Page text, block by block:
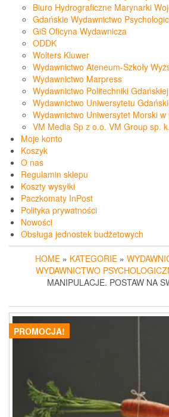
Biuro Hydrograficzne Marynarki
Gdańskie Wydawnictwo
GiS Oficyna Wydawnicza
ODDK
Wolters Kluwer
Wydawnictwo Ateneum-Szkoły
Wydawnictwo Marpress
Wydawnictwo Politechniki Gdańskiej
Wydawnictwo Uniwersytetu
Wydawnictwo Uniwersytet Morski w
VM Media Sp z o.o. VM Group sp.
Moje konto
Koszyk
O nas
Regulamin sklepu
Koszty wysyłki
Paczkomaty InPost
Polityka prywatności
Nowości
Obsługa jednostek budżetowych
HOME » KATEGORIE »
WYDAWNICTWO
MANIPULACJE. POSTAW NA
PROMOCJA!